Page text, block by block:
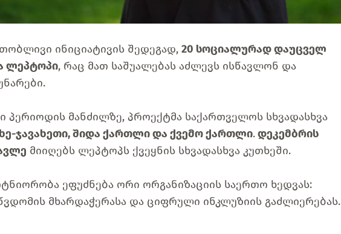
ინიციატივის შედეგად, 20 სოციალურად დაუცველ
ლეპტოპი, რაც მათ საშუალებას აძლევს ისწავლონ და
პერიოდის მანძილზე, პროექტმა საქართველოს სხვადასხვა
ჯავახეთი, შიდა ქართლი და ქვემო ქართლი.დეკემბრის
მიიღებს ლეპტოპს ქვეყნის სხვადასხვა კუთხეში.
ეფუძნება ორი ორგანიზაციის საერთო ხედვას:
მხარდაჭერასა და ციფრული ინკლუზიის გაძლიერებას.